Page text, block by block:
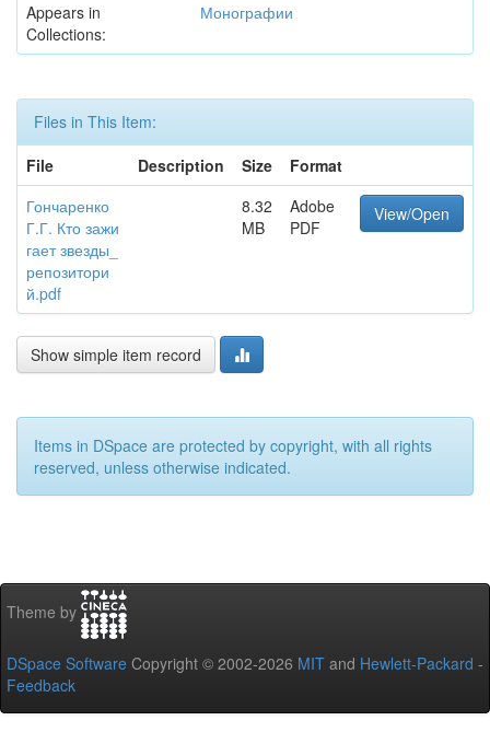
Appears in
Collections:
Монографии
Files in This Item:
File
Description Size
Format
Гончаренко
Г.Г. Кто зажи
гает звезды_
репозитори
й.pdf
8.32
MB
Adobe
PDF
View/Open
Show simple item record
Items in DSpace are protected by copyright, with all rights
reserved, unless otherwise indicated.
Theme by
DSpace Software Copyright © 2002-2026 MIT and Hewlett-Packard -
Feedback